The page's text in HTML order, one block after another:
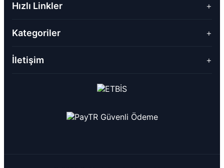
Hızlı Linkler +
Kategoriler +
İletişim +